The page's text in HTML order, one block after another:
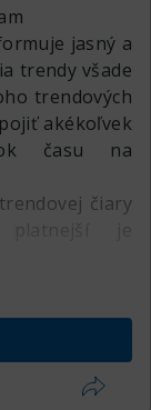
jasný a
trendy všade
trendových
akékoľvek
času na
čiary
viac hrozí